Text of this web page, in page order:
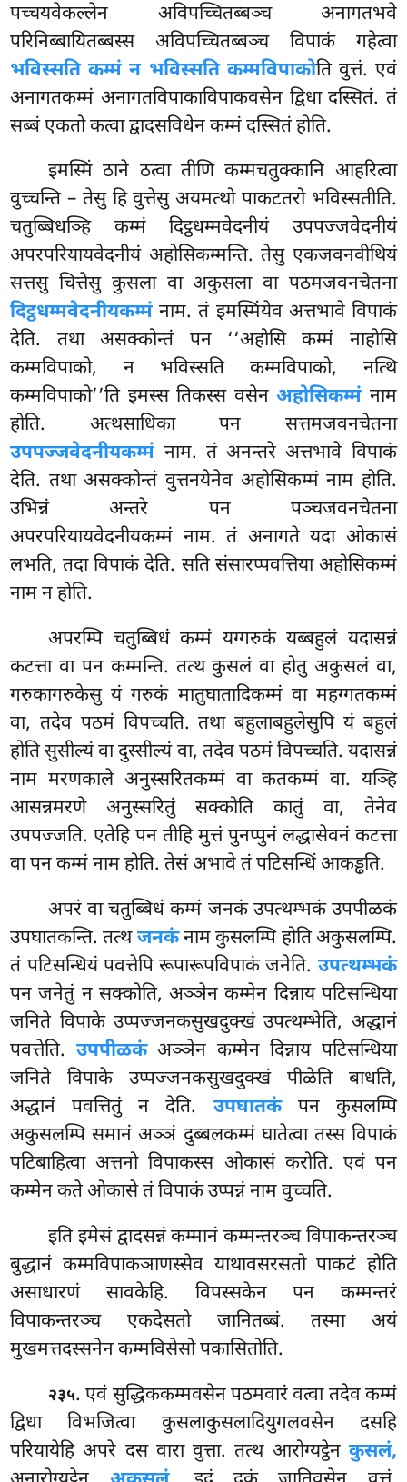
पच्चयवेकल्लेन अविपच्चितब्बञ्च अनागतभवे
परिनिब्बायितब्बस्स अविपच्चितब्बञ्च विपाकं गहेत्वा
भविस्सति कम्मं न भविस्सति कम्मविपाकोति वुत्तं. एवं
अनागतकम्मं अनागतविपाकाविपाकवसेन द्विधा दस्सितं. तं
सब्बं एकतो कत्वा द्वादसविधेन कम्मं दस्सितं होति.
इमस्मिं ठाने ठत्वा तीणि कम्मचतुक्कानि आहरित्वा
वुच्चन्ति – तेसु हि वुत्तेसु अयमत्थो पाकटतरो भविस्सतीति.
चतुब्बिधञ्हि कम्मं दिट्ठधम्मवेदनीयं उपपज्जवेदनीयं
अपरपरियायवेदनीयं अहोसिकम्मन्ति. तेसु एकजवनवीथियं
सत्तसु चित्तेसु कुसला वा अकुसला वा पठमजवनचेतना
दिट्ठधम्मवेदनीयकम्मं नाम. तं इमस्मिंयेव अत्तभावे विपाकं
देति. तथा असक्कोन्तं पन ‘‘अहोसि कम्मं नाहोसि
कम्मविपाको, न भविस्सति कम्मविपाको, नत्थि
कम्मविपाको’’ति इमस्स तिकस्स वसेनअहोसिकम्मं नाम
होति. अत्थसाधिका पन सत्तमजवनचेतना
उपपज्जवेदनीयकम्मं नाम. तं अनन्तरे अत्तभावे विपाकं
देति. तथा असक्कोन्तं वुत्तनयेनेव अहोसिकम्मं नाम होति.
उभिन्नं अन्तरे पन पञ्चजवनचेतना
अपरपरियायवेदनीयकम्मं नाम. तं अनागते यदा ओकासं
लभति, तदा विपाकं देति. सति संसारप्पवत्तिया अहोसिकम्मं
नाम न होति.
अपरम्पि चतुब्बिधं कम्मं यग्गरुकं यब्बहुलं यदासन्नं
कटत्ता वा पन कम्मन्ति. तत्थ कुसलं वा होतु अकुसलं वा,
गरुकागरुकेसु यं गरुकं मातुघातादिकम्मं वा महग्गतकम्मं
वा, तदेव पठमं विपच्चति. तथा बहुलाबहुलेसुपि यं बहुलं
होति सुसील्यं वा दुस्सील्यं वा, तदेव पठमं विपच्चति. यदासन्नं
नाम मरणकाले अनुस्सरितकम्मं वा कतकम्मं वा. यञ्हि
आसन्नमरणे अनुस्सरितुं सक्कोति कातुं वा, तेनेव
उपपज्जति. एतेहि पन तीहि मुत्तं पुनप्पुनं लद्धासेवनं कटत्ता
वा पन कम्मं नाम होति. तेसं अभावे तं पटिसन्धिं आकड्ढति.
अपरंवा चतुब्बिधं कम्मं जनकं उपत्थम्भकं उपपीळकं
उपघातकन्ति. तत्थजनकंनाम कुसलम्पि होति अकुसलम्पि.
तं पटिसन्धियं पवत्तेपि रूपारूपविपाकंजनेति. उपत्थम्भकं
पन जनेतुं न सक्कोति, अञ्ञेन कम्मेन दिन्नाय पटिसन्धिया
जनिते विपाके उप्पज्जनकसुखदुक्खं उपत्थम्भेति, अद्धानं
पवत्तेति. उपपीळकंअञ्ञेन कम्मेन दिन्नाय पटिसन्धिया
जनिते विपाके उप्पज्जनकसुखदुक्खं पीळेति बाधति,
अद्धानं पवत्तितुं न देति. उपघातकंपन कुसलम्पि
अकुसलम्पि समानं अञ्ञं दुब्बलकम्मं घातेत्वा तस्स विपाकं
पटिबाहित्वा अत्तनो विपाकस्स ओकासं करोति. एवं पन
कम्मेन कते ओकासे तं विपाकं उप्पन्नं नाम वुच्चति.
इति इमेसं द्वादसन्नं कम्मानं कम्मन्तरञ्च विपाकन्तरञ्च
बुद्धानं कम्मविपाकञाणस्सेव याथावसरसतो पाकटं होति
असाधारणं सावकेहि. विपस्सकेन पन कम्मन्तरं
विपाकन्तरञ्च एकदेसतो जानितब्बं. तस्मा अयं
मुखमत्तदस्सनेन कम्मविसेसो पकासितोति.
२३५. एवं सुद्धिककम्मवसेन पठमवारं वत्वा तदेव कम्मं
द्विधा विभजित्वा कुसलाकुसलादियुगलवसेन दसहि
परियायेहि अपरे दस वारा वुत्ता. तत्थ आरोग्यट्ठेन कुसलं,